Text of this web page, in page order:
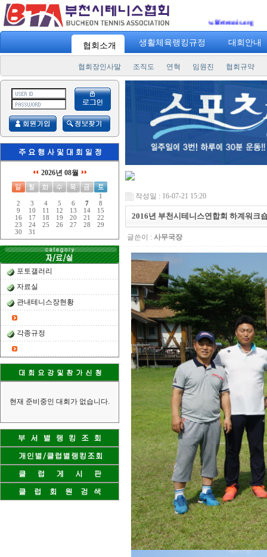
협회소개 생활체육랭킹규정 대회안내
협회장인사말 조직도 연혁 임원진 협회규약
2026년 08월
1
2
3 4 5 6 7
8
9
10 11 12 13 14
15
16
17 18 19 20 21
22
23
24 25 26 27 28
29
30
31
포토갤러리
자료실
관내테니스장현황
각종규정
현재 준비중인 대회가 없습니다.
작성일 : 16-07-21 15:20
2016년 부천시테니스연합회 하계워크
글쓴이 : 사무국장